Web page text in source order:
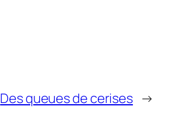
Des queues de cerises →